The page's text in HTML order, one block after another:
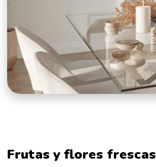
Frutas y flores frescas